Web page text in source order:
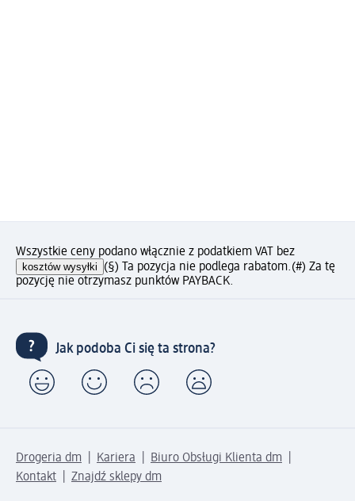
Wszystkie ceny podano włącznie z podatkiem VAT bez
kosztów wysyłki (§) Ta pozycja nie podlega rabatom.(#) Za tę
pozycję nie otrzymasz punktów PAYBACK.
Jak podoba Ci się ta strona?
Drogeria dm Kariera
Biuro Obsługi Klienta dm
Kontakt
Znajdź sklepy dm